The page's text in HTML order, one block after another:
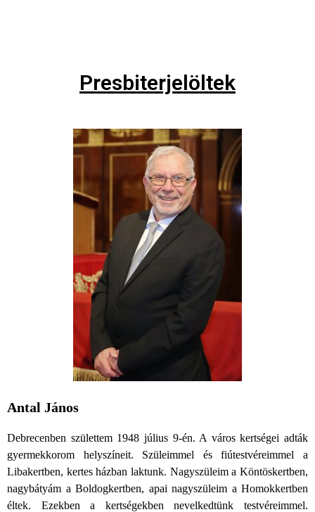
Presbiterjelöltek
Antal János
Debrecenben születtem 1948 július 9-én. A város kertségei adták
gyermekkorom helyszíneit. Szüleimmel és fiútestvéreimmel a
Libakertben, kertes házban laktunk. Nagyszüleim a Köntöskertben,
nagybátyám a Boldogkertben, apai nagyszüleim a Homokkertben
éltek. Ezekben a kertségekben nevelkedtünk testvéreimmel.